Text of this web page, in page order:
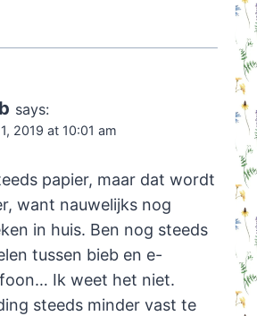
says:
2019 at 10:01 am
papier, maar dat wordt
want nauwelijks nog
in huis. Ben nog steeds
tussen bieb en e-
Ik weet het niet.
steeds minder vast te